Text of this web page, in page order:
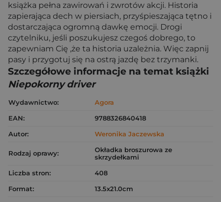
książka pełna zawirowań i zwrotów akcji. Historia
zapierająca dech w piersiach, przyśpieszająca tętno i
dostarczająca ogromną dawkę emocji. Drogi
czytelniku, jeśli poszukujesz czegoś dobrego, to
zapewniam Cię ,że ta historia uzależnia. Więc zapnij
pasy i przygotuj się na ostrą jazdę bez trzymanki.
Szczegółowe informacje na temat książki
Niepokorny driver
Wydawnictwo:
Agora
EAN:
9788326840418
Autor:
Weronika Jaczewska
Rodzaj oprawy:
Okładka broszurowa ze
skrzydełkami
Liczba stron:
408
Format:
13.5x21.0cm